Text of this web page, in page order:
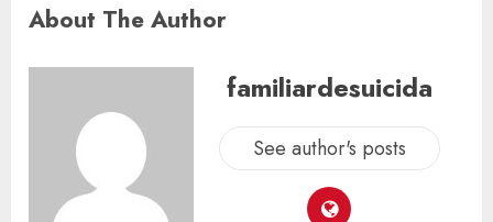
About The Author
familiardesuicida
See author's posts